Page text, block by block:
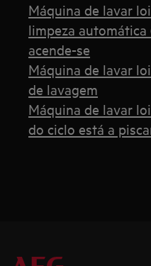
Máquina de lavar
limpeza automática
acende-se
Máquina de lavar
de lavagem
Máquina de lavar
do ciclo está a